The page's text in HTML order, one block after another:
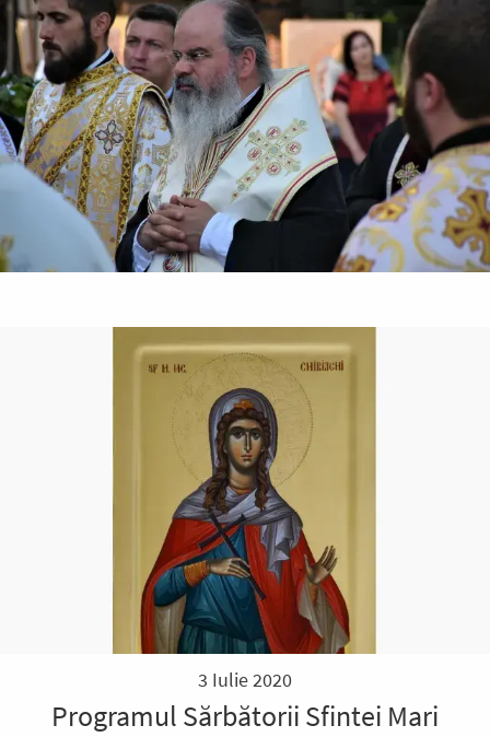
3 Iulie 2020
Programul Sărbătorii Sfintei Mari